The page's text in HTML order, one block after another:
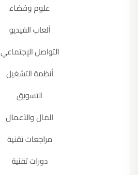
علوم وفضاء
ألعاب الفيديو
التواصل الإجتماعي
أنظمة التشغيل
التسويق
المال والأعمال
مراجعات تقنية
دورات تقنية